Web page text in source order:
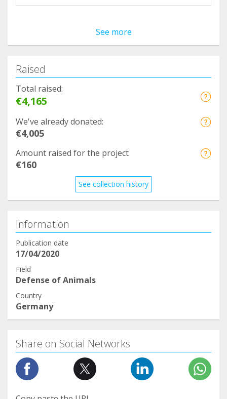
See more
Raised
Total raised:
€4,165
We've already donated:
€4,005
Amount raised for the project
€160
See collection history
Information
Publication date
17/04/2020
Field
Defense of Animals
Country
Germany
Share on Social Networks